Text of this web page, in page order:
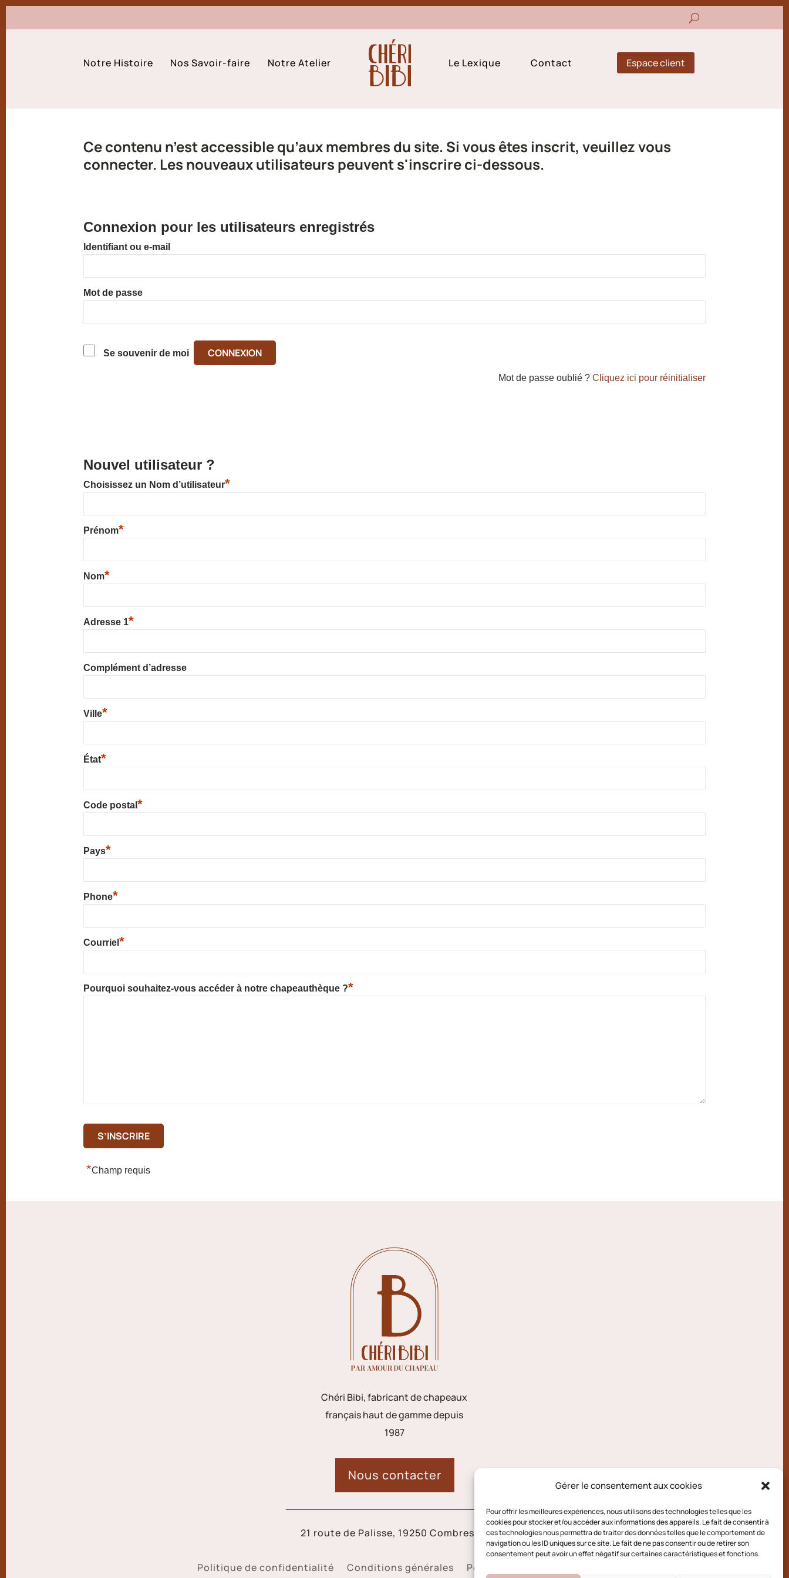
Gérer le consentement aux cookies
Pour offrir les meilleures expériences, nous utilisons des technologies telles que les
cookies pour stocker et/ou accéder aux informations des appareils. Le fait de consentir à
ces technologies nous permettra de traiter des données telles que le comportement de
navigation ou les ID uniques sur ce site. Le fait de ne pas consentir ou de retirer son
consentement peut avoir un effet négatif sur certaines caractéristiques et fonctions.
Notre Histoire Nos Savoir-faire Notre Atelier Le Lexique Contact Espace client
Ce contenu n’est accessible qu’aux membres du site. Si vous êtes inscrit, veuillez vous
connecter. Les nouveaux utilisateurs peuvent s'inscrire ci-dessous.
Connexion pour les utilisateurs enregistrés
Identifiant ou e-mail
Mot de passe
Se souvenir de moi
Mot de passe oublié ? Cliquez ici pour réinitialiser
Nouvel utilisateur ?
Choisissez un Nom d’utilisateur*
Prénom*
Nom*
Adresse 1*
Complément d’adresse
Ville*
État*
Code postal*
Pays*
Phone*
Courriel*
Pourquoi souhaitez-vous accéder à notre chapeauthèque ?*
*Champ requis
Chéri Bibi, fabricant de chapeaux
français haut de gamme depuis
1987
Nous contacter
21 route de Palisse, 19250 Combressol
Politique de confidentialité Conditions générales Politique de cookies (UE)